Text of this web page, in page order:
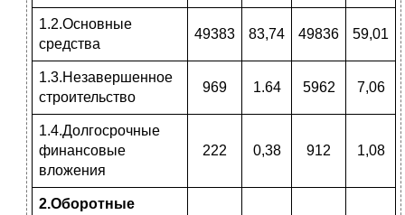
1.2.Основные
средства
49383 83,74 49836 59,01
1.3.Незавершенное
строительство
969 1.64 5962 7,06
1.4.Долгосрочные
финансовые
вложения
222 0,38 912 1,08
2.Оборотные